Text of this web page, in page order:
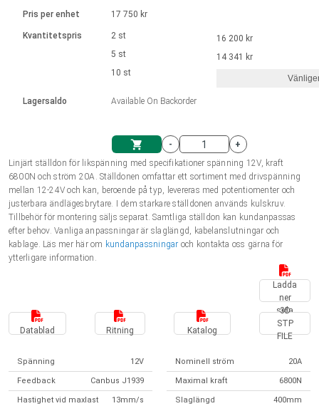
Enhetssystem
Kundkorg
Solenoids
Ø 28-42| 1-1400 rpm | <= 290Ncm
Styrningar borstlösa DC motorer
Styrningar DC motorer
Drivsteg 2-6 A
Synkrona-Asynkrona | för 1-4 ställdon
Synkrona-Asynkrona | för 1-4 ställdon
Français (EUR)
Polski (EUR)
Norsk (NOK)
Suomi (EUR)
Pris per enhet
Kvantitetspris
Lagersaldo
17 750 kr
2 st
5 st
10 st
Available On Backorder
16 200 kr
14 341 kr
-
+
Linjärt ställdon för likspänning med specifikationer spänning 12V, kraft
6800N och ström 20A. Ställdonen omfattar ett sortiment med drivspänning
mellan 12-24V och kan, beroende på typ, levereras med potentiomenter och
justerbara ändlägesbrytare. I dem starkare ställdonen används kulskruv.
Tillbehör för montering säljs separat. Samtliga ställdon kan kundanpassas
efter behov. Vanliga anpassningar är slaglängd, kabelanslutningar och
kablage. Läs mer här om kundanpassningar och kontakta oss gärna för
ytterligare information.
Ladda
ner
sida
Datablad
Ritning Katalog
3D
STP
FILE
Spänning 12V Nominell ström 20A
Feedback Canbus J1939 Maximal kraft 6800N
Hastighet vid maxlast 13mm/s Slaglängd 400mm